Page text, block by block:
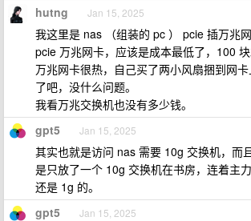
hutng Jan 15, 2025
我这里是 nas （组装的 pc ） pcie 插万兆
pcie 万兆网卡，应该是成本最低了，100 块
万兆网卡很热，自己买了两小风扇捆到网
了吧，没什么问题。
我看万兆交换机也没有多少钱。
gpt5 Jan 15, 2025
其实也就是访问 nas 需要 10g 交换机，而
是只放了一个 10g 交换机在书房，连着主
还是 1g 的。
gpt5 Jan 15, 2025